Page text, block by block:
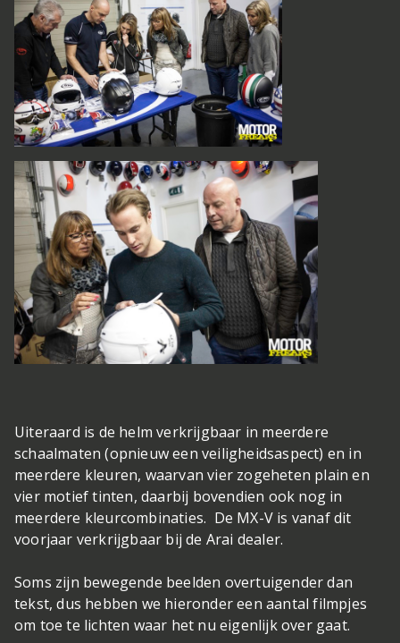
Uiteraard is de helm verkrijgbaar in meerdere
schaalmaten (opnieuw een veiligheidsaspect) en in
meerdere kleuren, waarvan vier zogeheten plain en
vier motief tinten, daarbij bovendien ook nog in
meerdere kleurcombinaties. De MX-V is vanaf dit
voorjaar verkrijgbaar bij de Arai dealer.
Soms zijn bewegende beelden overtuigender dan
tekst, dus hebben we hieronder een aantal filmpjes
om toe te lichten waar het nu eigenlijk over gaat.